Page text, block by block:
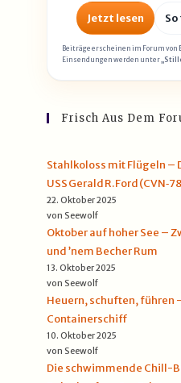
Jetzt lesen
Beiträge erscheinen im Forum von
Einsendungen werden unter
Frisch Aus Dem
Stahlkoloss mit Flügeln –
USS Gerald R. Ford
22. Oktober 2025
von Seewolf
Oktober auf hoher See –
und ’nem Becher Rum
13. Oktober 2025
von Seewolf
Heuern, schuften, führen
Containerschiff
10. Oktober 2025
von Seewolf
Die schwimmende Chill-